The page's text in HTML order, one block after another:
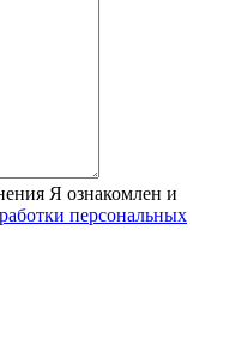
Я ознакомлен и
персональных